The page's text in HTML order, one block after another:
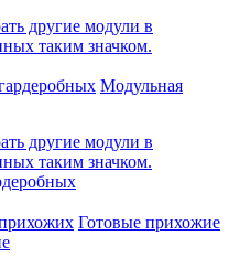
другие модули в
таким значком.
Модульная
другие модули в
таким значком.
Готовые прихожие